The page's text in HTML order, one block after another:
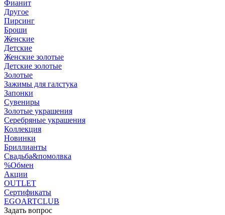
Фианит
Другое
Пирсинг
Броши
Женские
Детские
Женские золотые
Детские золотые
Золотые
Зажимы для галстука
Запонки
Сувениры
Золотые украшения
Серебряные украшения
Коллекция
Новинки
Бриллианты
Свадьба&помолвка
%Обмен
Акции
OUTLET
Сертификаты
EGOARTCLUB
Задать вопрос